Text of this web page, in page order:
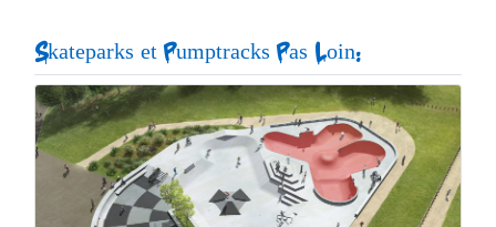
Skateparks et Pumptracks Pas Loin: